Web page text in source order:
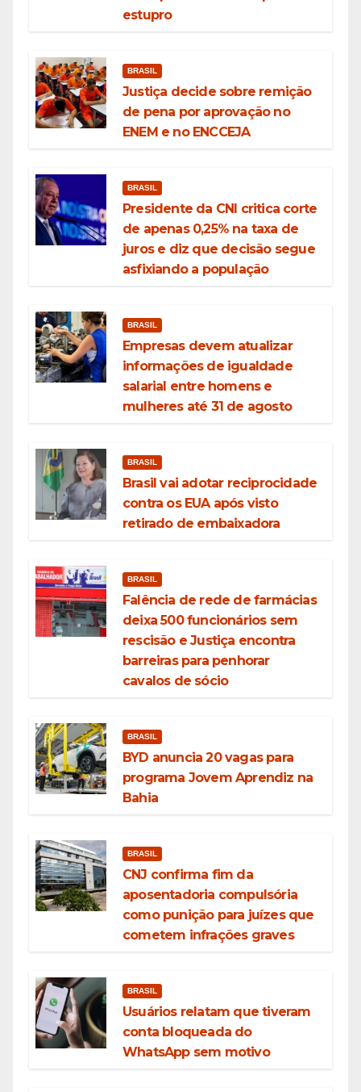
estupro
BRASIL
Justiça decide sobre remição
de pena por aprovação no
ENEM e no ENCCEJA
BRASIL
Presidente da CNI critica corte
de apenas 0,25% na taxa de
juros e diz que decisão segue
asfixiando a população
BRASIL
Empresas devem atualizar
informações de igualdade
salarial entre homens e
mulheres até 31 de agosto
BRASIL
Brasil vai adotar reciprocidade
contra os EUA após visto
retirado de embaixadora
BRASIL
Falência de rede de farmácias
deixa 500 funcionários sem
rescisão e Justiça encontra
barreiras para penhorar
cavalos de sócio
BRASIL
BYD anuncia 20 vagas para
programa Jovem Aprendiz na
Bahia
BRASIL
CNJ confirma fim da
aposentadoria compulsória
como punição para juízes que
cometem infrações graves
BRASIL
Usuários relatam que tiveram
conta bloqueada do
WhatsApp sem motivo